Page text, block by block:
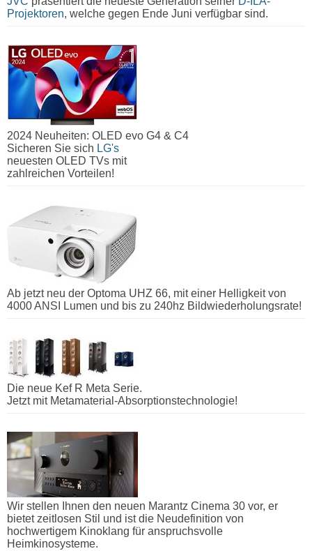
Projektoren, welche gegen Ende Juni verfügbar sind.
2024 Neuheiten: OLED evo G4 & C4
Sicheren Sie sich LG's
neuesten OLED TVs mit
zahlreichen Vorteilen!
Ab jetzt neu der Optoma UHZ 66, mit einer Helligkeit von
4000 ANSI Lumen und bis zu 240hz Bildwiederholungsrate!
Die neue Kef R Meta Serie.
Jetzt mit Metamaterial-Absorptionstechnologie!
Wir stellen Ihnen den neuen Marantz Cinema 30 vor, er
bietet zeitlosen Stil und ist die Neudefinition von
hochwertigem Kinoklang für anspruchsvolle
Heimkinosysteme.